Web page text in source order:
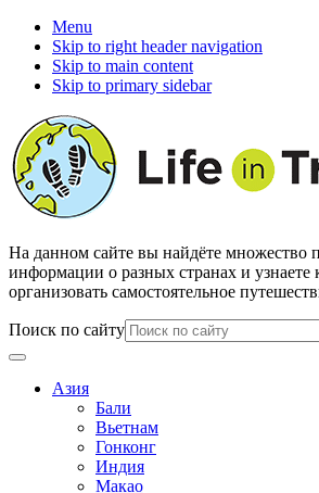
Menu
Skip to right header navigation
Skip to main content
Skip to primary sidebar
На данном сайте вы найдёте множество
информации о разных странах и узнаете
организовать самостоятельное
Поиск по сайту
Азия
Бали
Вьетнам
Гонконг
Индия
Макао